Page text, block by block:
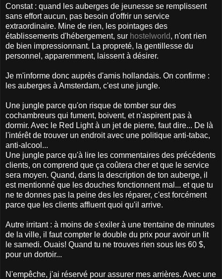
Constat : quand les auberges de jeunesse se remplissent
sans effort aucun, pas besoin d'offrir un service
extraordinaire. Mine de rien, les pointages des
établissements d'hébergement, sur hostelworld, n'ont rien
de bien impressionnant. La propreté, la gentillesse du
personnel, apparemment, laissent à désirer.
Je m'informe donc auprès d'amis hollandais. On confirme :
les auberges à Amsterdam, c'est une jungle.
Une jungle parce qu'on risque de tomber sur des
cochambreurs qui fument, boivent, et n'aspirent pas à
dormir. Avec le Red Light à un jet de pierre, faut dire... De là
l'intérêt de trouver un endroit avec une politique anti-tabac,
anti-alcool...
Une jungle parce qu'à lire les commentaires des précédents
clients, on comprend que ça coûtera cher et que le service
sera moyen. Quand, dans la description de ton auberge, il
est mentionné que les douches fonctionnent mal... et que tu
ne te donnes pas la peine des les réparer, c'est forcément
parce que les clients affluent quoi qu'il arrive.
Autre irritant : à moins de s'exiler à une trentaine de minutes
de la ville, il faut compter le double du prix pour avoir un lit
le samedi. Ouais! Quand tu ne trouves rien sous les 60 $,
pour un dortoir...
N'empêche, j'ai réservé pour assurer mes arrières. Avec une